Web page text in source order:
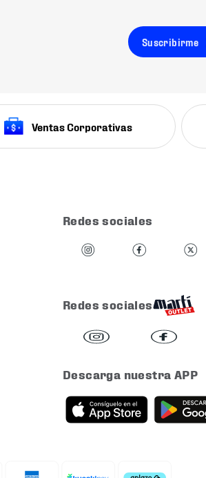
Suscribirme
Ventas Corporativas
Redes sociales
Redes sociales
Descarga nuestra APP